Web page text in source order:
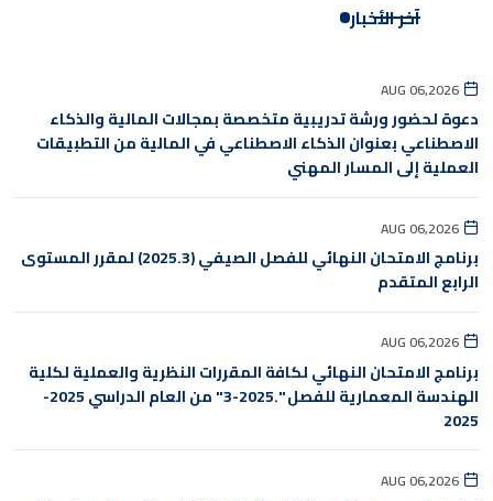
آخر الأخبار
AUG 06,2026
دعوة لحضور ورشة تدريبية متخصصة بمجالات المالية والذكاء
الاصطناعي بعنوان الذكاء الاصطناعي في المالية من التطبيقات
العملية إلى المسار المهني
AUG 06,2026
برنامج الامتحان النهائي للفصل الصيفي (2025.3) لمقرر المستوى
الرابع المتقدم
AUG 06,2026
برنامج الامتحان النهائي لكافة المقررات النظرية والعملية لكلية
الهندسة المعمارية للفصل ".2025-3" من العام الدراسي 2025-
2025
AUG 06,2026